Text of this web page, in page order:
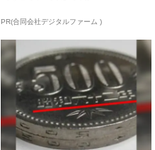
PR(合同会社デジタルファーム )